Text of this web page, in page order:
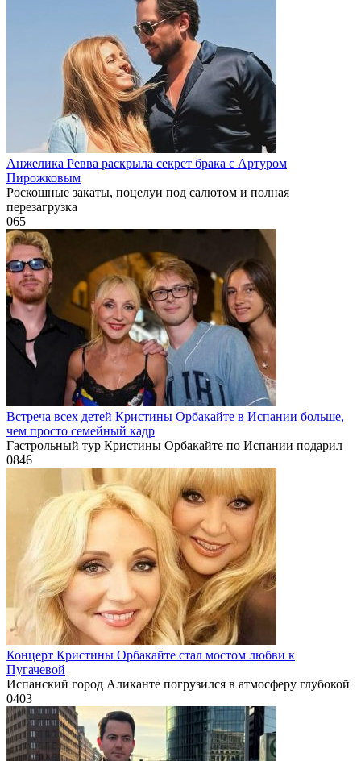
Анжелика Ревва раскрыла секрет брака с Артуром
Пирожковым
Роскошные закаты, поцелуи под салютом и полная
перезагрузка
065
Встреча всех детей Кристины Орбакайте в Испании больше,
чем просто семейный кадр
Гастрольный тур Кристины Орбакайте по Испании подарил
0846
Концерт Кристины Орбакайте стал мостом любви к
Пугачевой
Испанский город Аликанте погрузился в атмосферу глубокой
0403